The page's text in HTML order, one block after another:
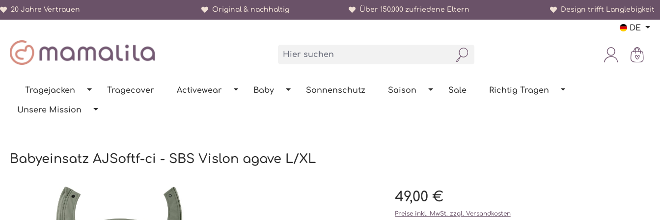
Zur Hauptnavigation springen
20 Jahre Vertrauen Original & nachhaltig Über 150.000 zufriedene Eltern Design trifft Langlebigkeit
DE
Tragejacken Tragecover Activewear Baby Sonnenschutz Saison Sale Richtig Tragen
Unsere Mission
Babyeinsatz AJSoftf-ci - SBS Vislon agave L/XL
Bildergalerie überspringen 49,00 €
Preise inkl. MwSt. zzgl. Versandkosten